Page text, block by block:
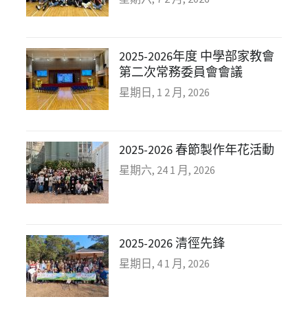
2025-2026年度 中學部家教會
第二次常務委員會會議
星期日, 1 2 月, 2026
2025-2026 春節製作年花活動
星期六, 24 1 月, 2026
2025-2026 清徑先鋒
星期日, 4 1 月, 2026